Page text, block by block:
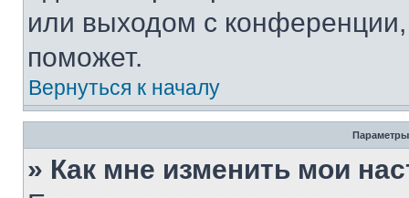
или выходом с
поможет.
Вернуться к началу
Параметры
» Как мне изменить мои